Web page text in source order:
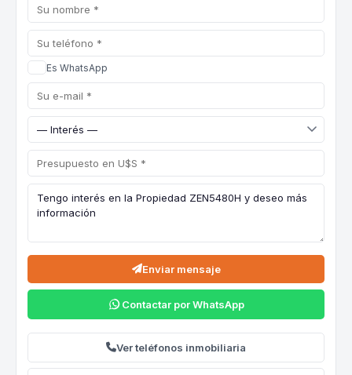
Es WhatsApp
Enviar mensaje
Contactar por WhatsApp
Ver teléfonos inmobiliaria